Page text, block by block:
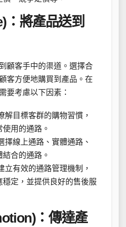
：將產品送到
顧客手中的渠道。選擇合
客方便地購買到產品。在
要考慮以下因素：
解目標客群的購物習慣，
用的通路。
擇線上通路、實體通路、
合的通路。
立有效的通路管理機制，
穩定，並提供良好的售後服
：傳達產